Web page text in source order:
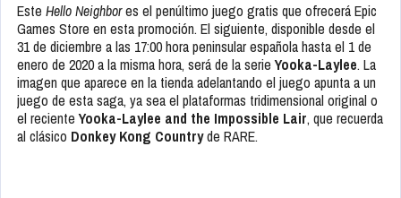
Este Hello Neighbores el penúltimo juego gratis que ofrecerá Epic
Games Store en esta promoción. El siguiente, disponible desde el
31 de diciembre a las 17:00 hora peninsular española hasta el 1 de
enero de 2020 a la misma hora, será de la serieYooka-Laylee. La
imagen que aparece en la tienda adelantando el juego apunta a un
juego de esta saga, ya sea el plataformas tridimensional original o
el recienteYooka-Laylee and the Impossible Lair, que recuerda
al clásico Donkey Kong Countryde RARE.